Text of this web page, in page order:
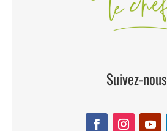
Suivez-nous